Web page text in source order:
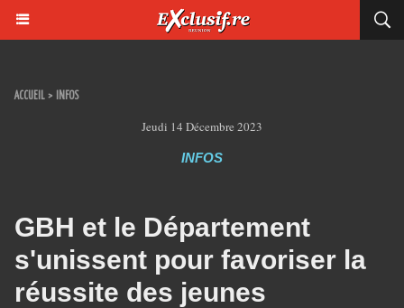
ACCUEIL > INFOS
Jeudi 14 Décembre 2023
INFOS
GBH et le Département
s'unissent pour favoriser la
réussite des jeunes